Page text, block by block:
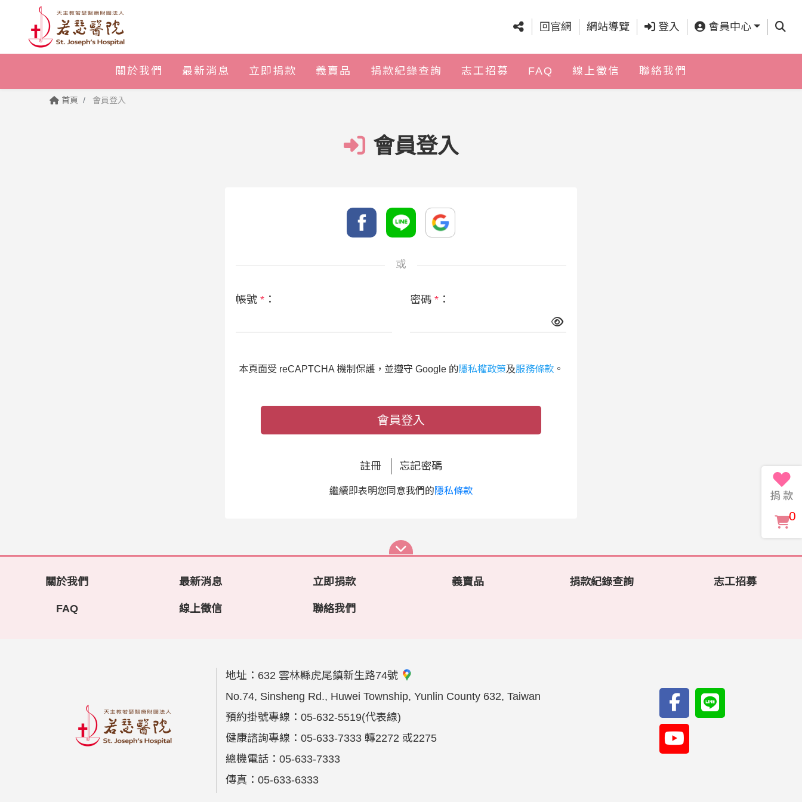
回官網 網站導覽 登入 會員中心 查詢
關於我們 最新消息 立即捐款 義賣品 捐款紀錄查詢 志工招募 FAQ 線上徵信 聯絡我們
首頁 會員登入
會員登入
或
帳號 * ： 密碼 * ：
本頁面受 reCAPTCHA 機制保護，並遵守 Google 的隱私權政策及服務條款 。
會員登入
註冊 忘記密碼
繼續即表明您同意我們的隱私條款
關於我們 最新消息 立即捐款 義賣品 捐款紀錄查詢 志工招募
FAQ 線上徵信 聯絡我們
地址： 632 雲林縣虎尾鎮新生路74號
No.74, Sinsheng Rd., Huwei Township, Yunlin County 632, Taiwan
預約掛號專線：05-632-5519(代表線)
健康諮詢專線：05-633-7333 轉2272 或2275
總機電話：05-633-7333
傳真：05-633-6333
0